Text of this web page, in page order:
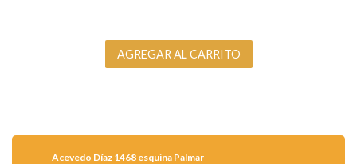
Acevedo Díaz 1468 esquina Palmar